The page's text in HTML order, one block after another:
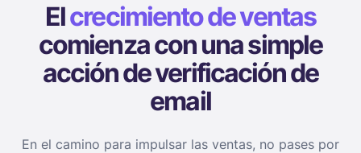
Elcrecimiento de ventas
comienza con una simple
acción de verificación de
email
En el camino para impulsar las ventas, no pases por